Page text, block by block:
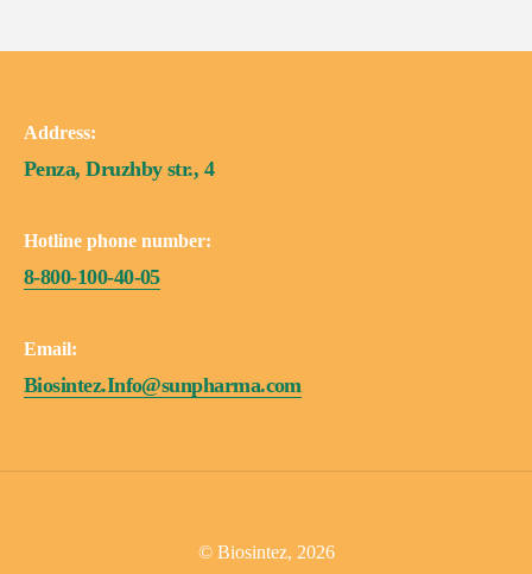
Address:
Penza, Druzhby str., 4
Hotline phone number:
8-800-100-40-05
Email:
Biosintez.Info@sunpharma.com
© Biosintez, 2026